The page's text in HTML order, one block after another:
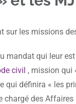
sur les missions
mandat qui leur
civil , mission qui
qui définira « les
chargé des